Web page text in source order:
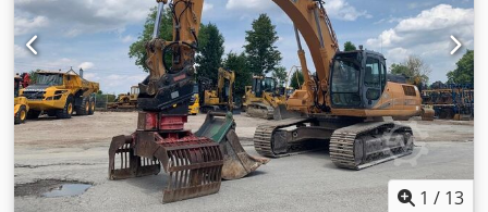
1 / 13